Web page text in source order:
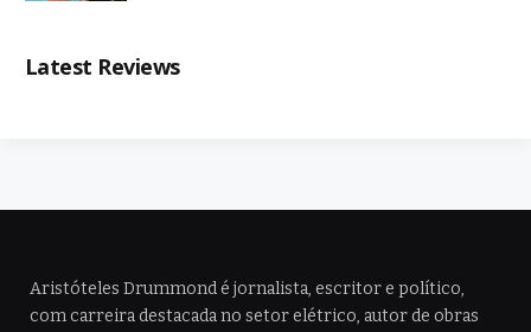
Latest Reviews
Aristóteles Drummond é jornalista, escritor e político,
com carreira destacada no setor elétrico, autor de obras